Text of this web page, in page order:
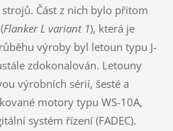
Část z nich bylo přitom
Flanker L variant 1), která je
výroby byl letoun typu J-
zdokonalován. Letouny
výrobních sérií, šesté a
motory typu WS-10A,
systém řízení (FADEC).